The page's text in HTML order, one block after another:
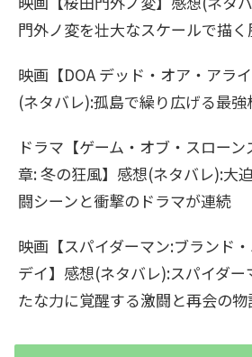
門外ノ変を壮大なスケールで描
映画【DOA デッド・オア・アラ
(ネタバレ):孤島で繰り広げる最
ドラマ【ゲーム・オブ・スローン
章: 冬の狂風】感想(ネタバレ):大
闘シーンと衝撃のドラマが連続
映画【スパイダーマン:ブランド・
デイ】感想(ネタバレ):スパイダー
たな力に覚醒する激闘と再会の物